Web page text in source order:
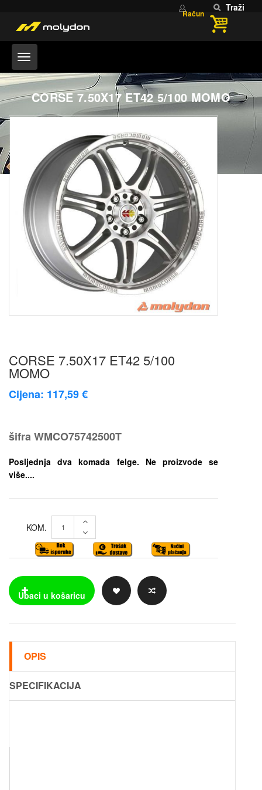
Račun
Traži
CORSE 7.50X17 ET42 5/100 MOMO
CORSE 7.50X17 ET42 5/100 MOMO
CORSE 7.50X17 ET42 5/100
MOMO
Cijena: 117,59 €
šifraWMCO75742500T
Posljednja dva komada felge. Ne proizvode se
više....
KOM.
OPIS
SPECIFIKACIJA